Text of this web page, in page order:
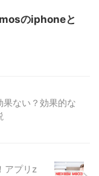
のiphoneと
ない？効果的な
アプリz